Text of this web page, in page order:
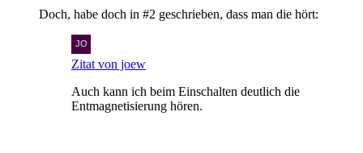
Doch, habe doch in #2 geschrieben, dass man die hört:
Zitat von joew
Auch kann ich beim Einschalten deutlich die
Entmagnetisierung hören.